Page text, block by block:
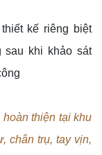
kế riêng biệt
sau khi khảo sát
thiện tại khu
chân trụ, tay vịn,